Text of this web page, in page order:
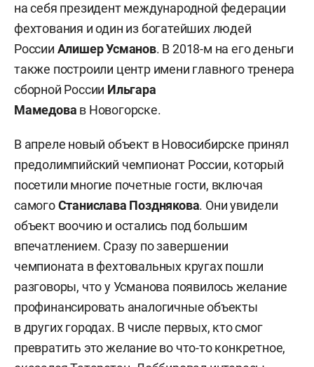
на себя президент международной федерации
фехтования и один из богатейших людей
России Алишер Усманов. В 2018-м на его деньги
также построили центр имени главного тренера
сборной России Ильгара
Мамедова в Новогорске.
В апреле новый объект в Новосибирске принял
предолимпийский чемпионат России, который
посетили многие почетные гости, включая
самогоСтанислава Позднякова. Они увидели
объект воочию и остались под большим
впечатлением. Сразу по завершении
чемпионата в фехтовальных кругах пошли
разговоры, что у Усманова появилось желание
профинансировать аналогичные объекты
в других городах. В числе первых, кто смог
превратить это желание во что-то конкретное,